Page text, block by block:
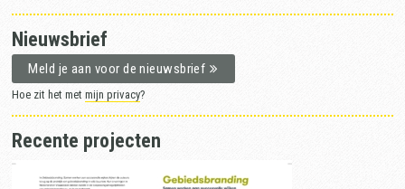
Nieuwsbrief
Meld je aan voor de nieuwsbrief
Hoe zit het metmijn privacy?
Recente projecten